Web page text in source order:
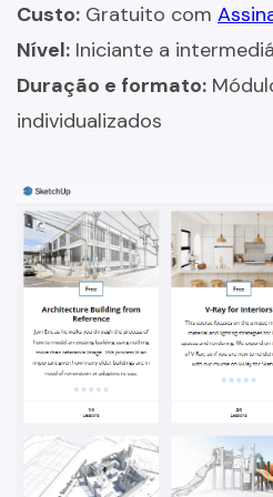
Custo: Gratuito com
Nível: Iniciante a
Duração e formato:
individualizados